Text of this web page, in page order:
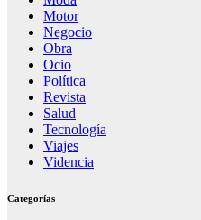
Motor
Negocio
Obra
Ocio
Política
Revista
Salud
Tecnología
Viajes
Videncia
Categorías